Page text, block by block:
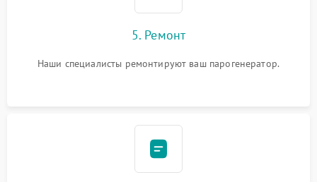
5. Ремонт
Наши специалисты ремонтируют ваш парогенератор.